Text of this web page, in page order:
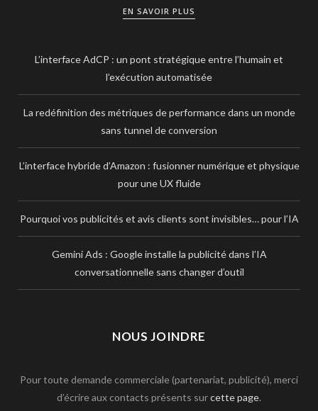
EN SAVOIR PLUS
L’interface AdCP : un pont stratégique entre l’humain et
l’exécution automatisée
La redéfinition des métriques de performance dans un monde
sans tunnel de conversion
L’interface hybride d’Amazon : fusionner numérique et physique
pour une UX fluide
Pourquoi vos publicités et avis clients sont invisibles… pour l’IA
Gemini Ads : Google installe la publicité dans l’IA
conversationnelle sans changer d’outil
NOUS JOINDRE
Pour toute demande commerciale (partenariat, publicité), merci
d’écrire aux contacts présents surcette page.